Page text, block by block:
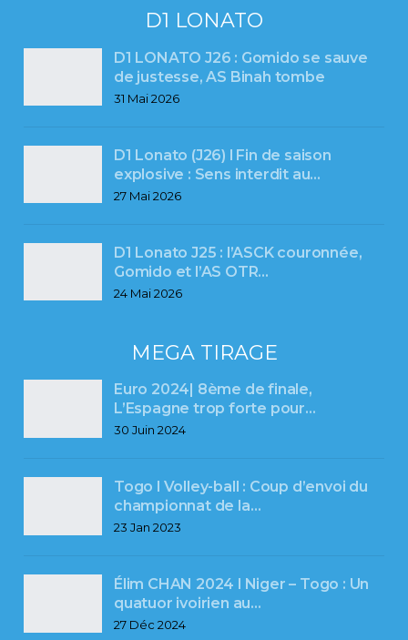
D1 LONATO
D1 LONATO J26 : Gomido se sauve
de justesse, AS Binah tombe
31 Mai 2026
D1 Lonato (J26) l Fin de saison
explosive : Sens interdit au…
27 Mai 2026
D1 Lonato J25 : l’ASCK couronnée,
Gomido et l’AS OTR…
24 Mai 2026
MEGA TIRAGE
Euro 2024| 8ème de finale,
L’Espagne trop forte pour…
30 Juin 2024
Togo l Volley-ball : Coup d’envoi du
championnat de la…
23 Jan 2023
Élim CHAN 2024 l Niger – Togo : Un
quatuor ivoirien au…
27 Déc 2024